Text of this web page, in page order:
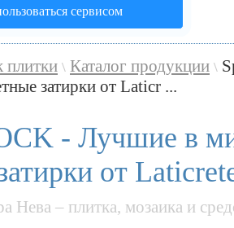
сервисом
плитки \ Каталог продукции \
затирки от Laticr ...
- Лучшие в
от
Нева – плитка, мозаика и